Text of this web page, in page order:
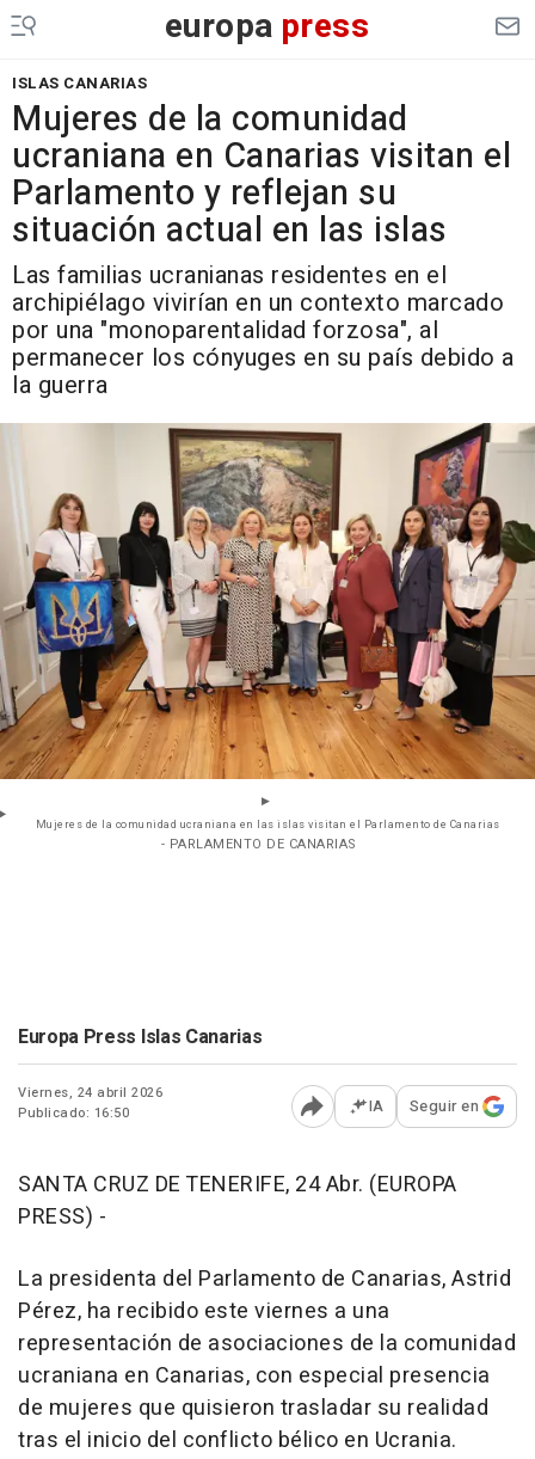
europa press
ISLAS CANARIAS
Mujeres de la comunidad
ucraniana en Canarias visitan el
Parlamento y reflejan su
situación actual en las islas
Las familias ucranianas residentes en el
archipiélago vivirían en un contexto marcado
por una "monoparentalidad forzosa", al
permanecer los cónyuges en su país debido a
la guerra
Mujeres de la comunidad ucraniana en las islas visitan el Parlamento de Canarias
- PARLAMENTO DE CANARIAS
Europa Press Islas Canarias
Viernes, 24 abril 2026
Publicado: 16:50
Abrir opciones para
IA Seguir en
SANTA CRUZ DE TENERIFE, 24 Abr. (EUROPA
PRESS) -
La presidenta del Parlamento de Canarias, Astrid
Pérez, ha recibido este viernes a una
representación de asociaciones de la comunidad
ucraniana en Canarias, con especial presencia
de mujeres que quisieron trasladar su realidad
tras el inicio del conflicto bélico en Ucrania.